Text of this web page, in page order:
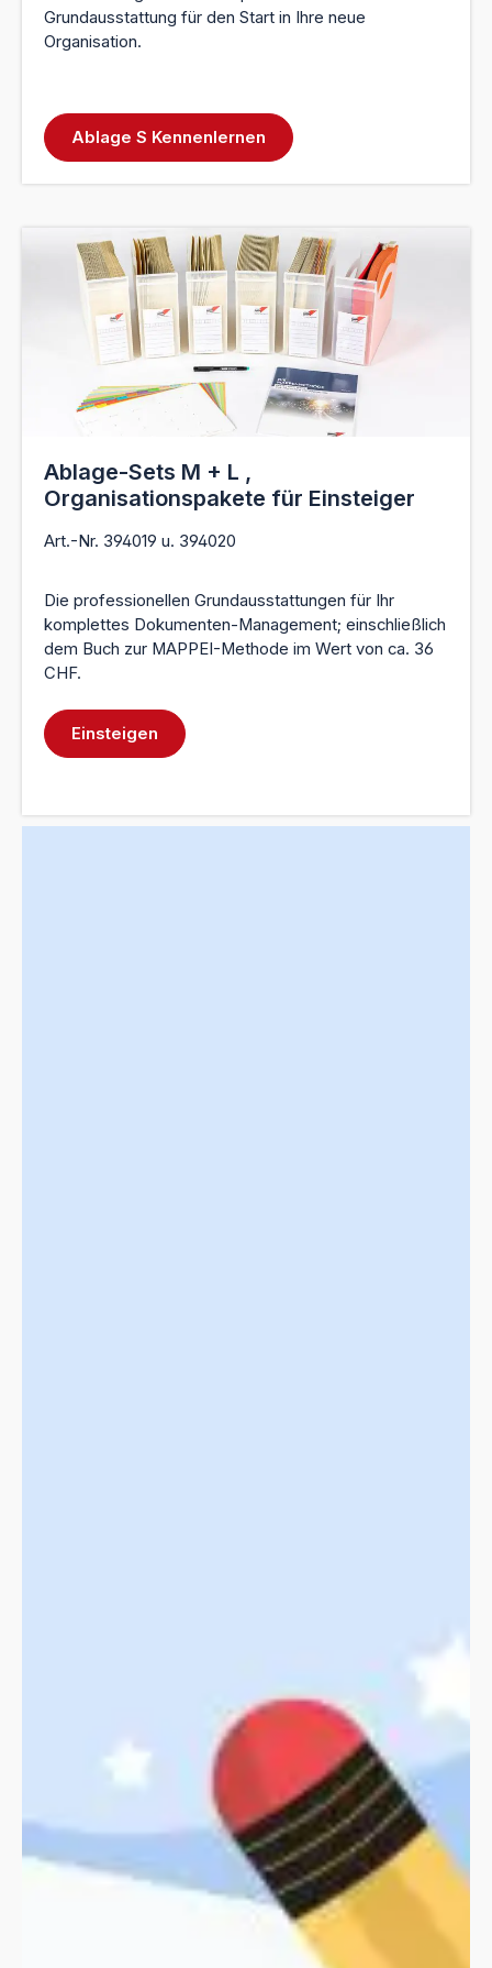
Grundausstattung für den Start in Ihre neue
Organisation.
Ablage S Kennenlernen
Ablage-Sets M + L ,
Organisationspakete für Einsteiger
Art.-Nr. 394019 u. 394020
Die professionellen Grundausstattungen für Ihr
komplettes Dokumenten-Management; einschließlich
dem Buch zur MAPPEI-Methode im Wert von ca. 36
CHF.
Einsteigen